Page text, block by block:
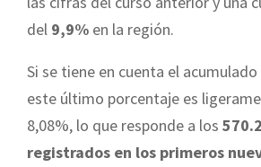
del 9,9% en la región.
Si se tiene en cuenta el
este último porcentaje es
8,08%, lo que responde a los
registrados en los primeros